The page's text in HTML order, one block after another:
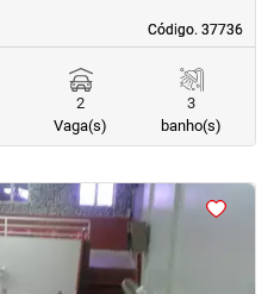
Código. 37736
Código. 37736
2
Vaga(s)
3
banho(s)